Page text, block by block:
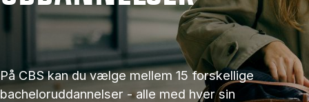
På CBS kan du vælge mellem 15 forskellige
bacheloruddannelser - alle med hver sin